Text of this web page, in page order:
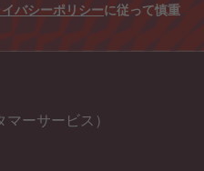
バシーポリシーに従って慎重
ーサービス）